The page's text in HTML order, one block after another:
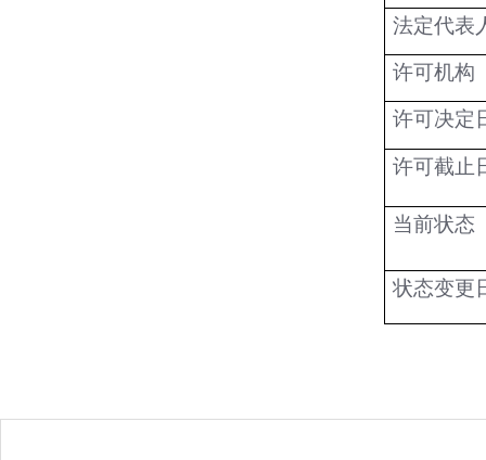
法定代表
许可机构
许可决定
许可截止
当前状态
状态变更